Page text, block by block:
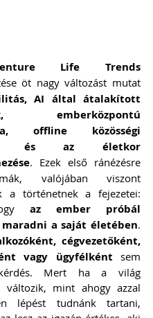
Life Trends
öt nagy változást mutat
AI által átalakított
emberközpontú
offline közösségi
és az életkor
. Ezek első ránézésre
valójában viszont
a történetnek a fejezetei:
az ember próbál
a saját életében.
cégvezetőként,
vagy ügyfélként sem
Mert ha a világ
változik, mint ahogy azzal
lépést tudnánk tartani,